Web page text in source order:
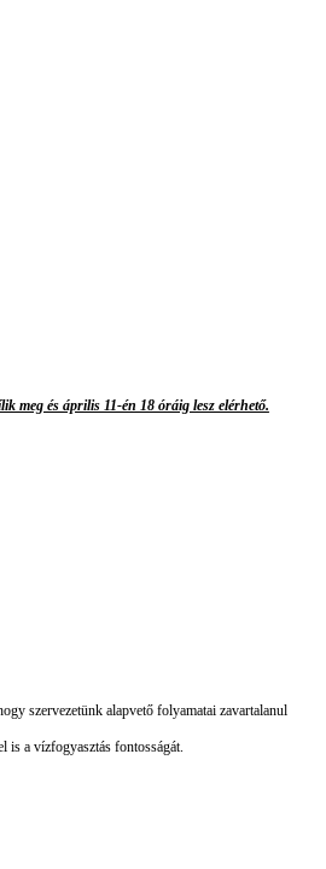
meg és április 11-én 18 óráig lesz elérhető.
szervezetünk alapvető folyamatai zavartalanul
is a vízfogyasztás fontosságát.